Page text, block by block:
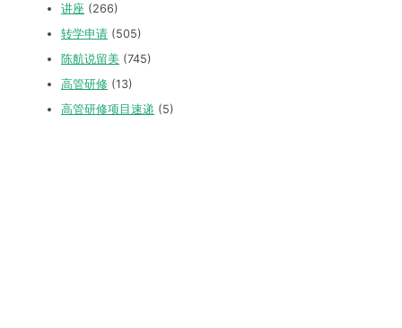
讲座 (266)
转学申请 (505)
陈航说留美 (745)
高管研修 (13)
高管研修项目速递 (5)